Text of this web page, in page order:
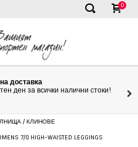
✕
0
доставка
ден за всички налични стоки!
/ КЛИНОВЕ
7/8 HIGH-WAISTED LEGGINGS